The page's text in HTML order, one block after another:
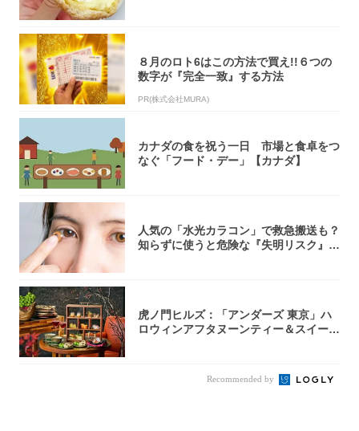
８月のロト6はこの方法で買え!!６つの
数字が『完全一致』する方法
PR(株式会社MURA)
カナダの食を祝う一日 市場と食卓をつ
なぐ「フード・デー」【カナダ】
人気の「水光カラコン」で救急搬送も？
知らずに使うと危険な『失明リスク』と
虎ノ門ヒルズ：「アンダーズ 東京」ハ
ロウィンアフタヌーンティー＆スイーツ
Recommended by